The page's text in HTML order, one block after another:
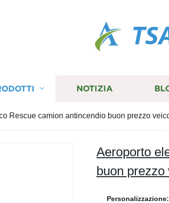
NOTIZIA
Rescue camion antincendio buon prezzo
Aeroporto
buon
Personalizzazione: